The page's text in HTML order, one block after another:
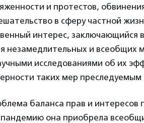
и протестов,
в сферу частной
интерес, заключающийся
незамедлительных и всеобщих
исследованиями об их
таких мер преследуемым
баланса прав и интересов
она приобрела